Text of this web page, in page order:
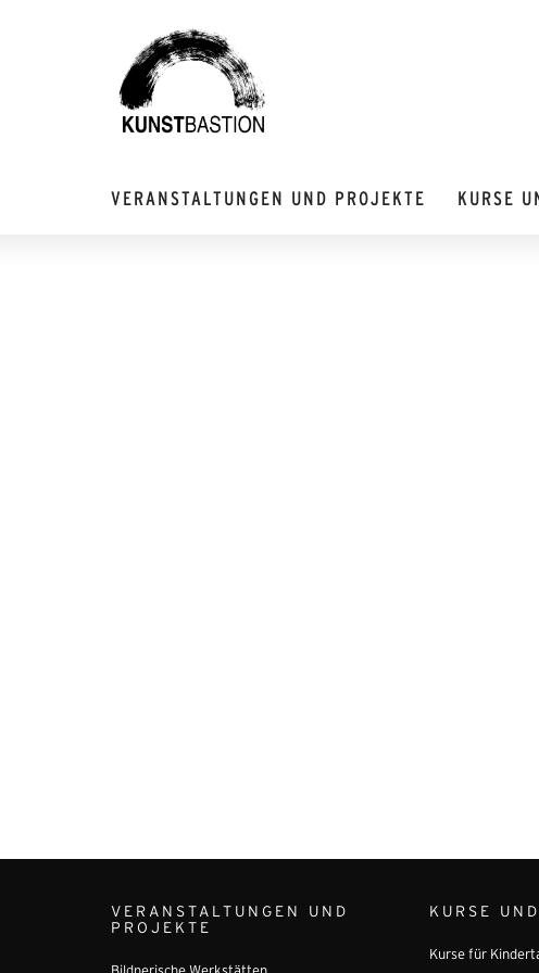
VERANSTALTUNGEN UND PROJEKTE KURSE
VERANSTALTUNGEN UND
PROJEKTE
KURSE
Kurse für